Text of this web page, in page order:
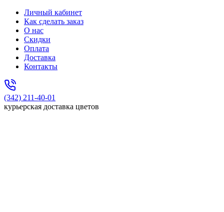
Личный кабинет
Как сделать заказ
О нас
Скидки
Оплата
Доставка
Контакты
(342) 211-40-01
курьерская доставка цветов